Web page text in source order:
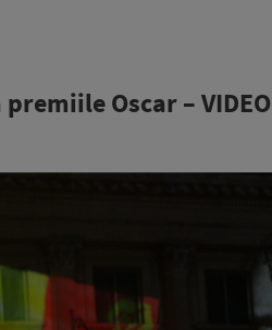
Oscar – VIDEO